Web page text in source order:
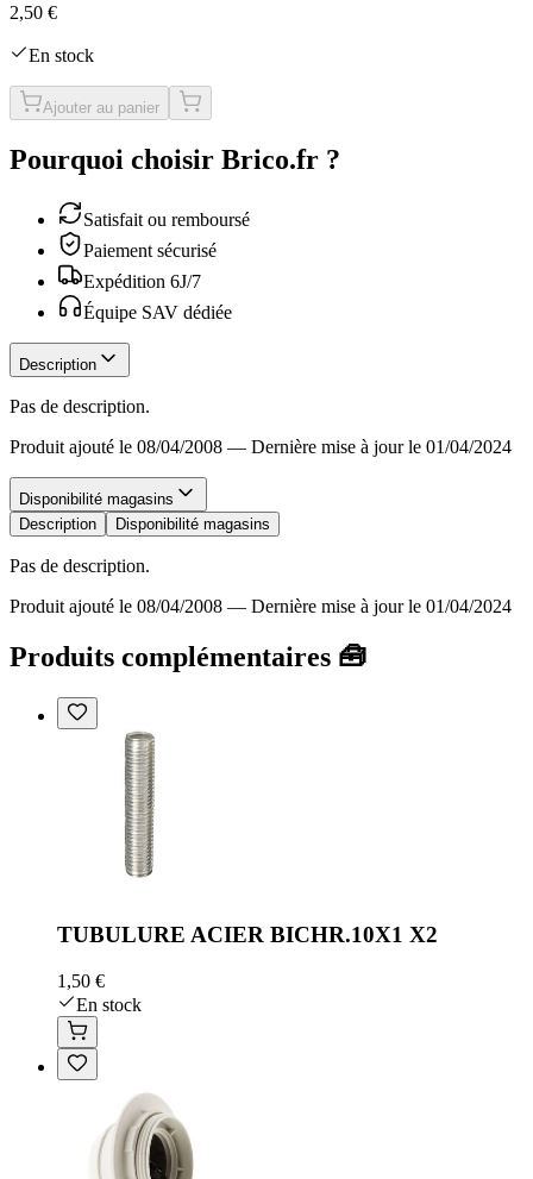
2,50 €
En stock
Ajouter au panier
Pourquoi choisir Brico.fr ?
Satisfait ou remboursé
Paiement sécurisé
Expédition 6J/7
Équipe SAV dédiée
Description
Pas de description.
Produit ajouté le 08/04/2008 — Dernière mise à jour le 01/04/2024
Disponibilité magasins
Description
Disponibilité magasins
Pas de description.
Produit ajouté le 08/04/2008 — Dernière mise à jour le 01/04/2024
Produits complémentaires 🧰
TUBULURE ACIER BICHR.10X1 X2
1,50 €
En stock